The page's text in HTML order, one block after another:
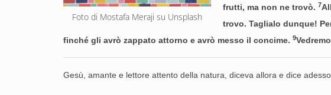
Foto di Mostafa Meraji su Unsplash
frutti, ma non ne trovò. 7
trovo. Taglialo dunque!
finché gli avrò zappato attorno e avrò messo il concime. 9
Gesù, amante e lettore attento della natura, diceva allora e dice